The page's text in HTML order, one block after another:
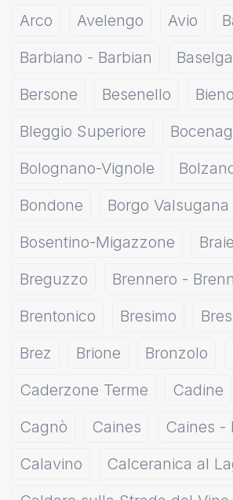
Arco
Avelengo Avio
Barbiano - Barbian
Bersone
Besenello
Bieno
Bleggio Superiore
Bolognano-Vignole
Bondone
Borgo Valsugana
Bosentino-Migazzone
Breguzzo
Brennero -
Brentonico
Bresimo
Brez
Brione Bronzolo
Caderzone Terme
Cadine
Cagnò
Caines
Caines -
Calavino
Calceranica al